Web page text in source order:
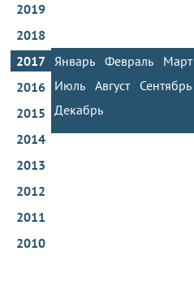
2019
2018
2017 Январь Февраль Март
Июль
Август Сентябрь
Декабрь
2016
2015
2014
2013
2012
2011
2010